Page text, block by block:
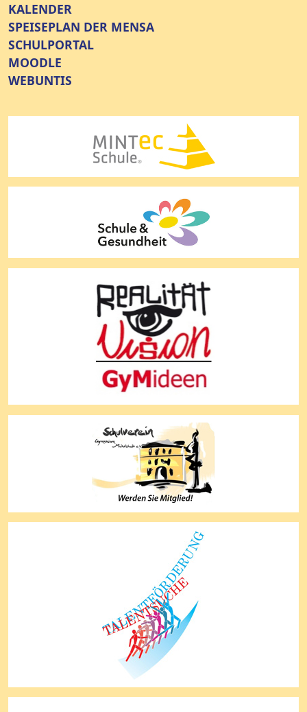
KALENDER
SPEISEPLAN DER MENSA
SCHULPORTAL
MOODLE
WEBUNTIS